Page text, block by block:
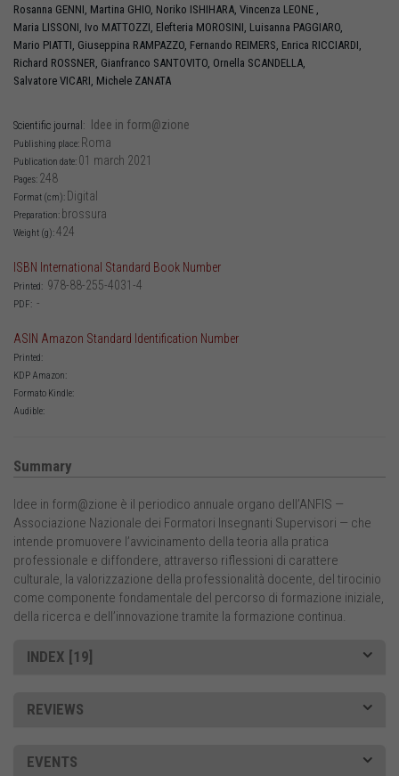
Rosanna GENNI, Martina GHIO, Noriko ISHIHARA, Vincenza LEONE ,
Maria LISSONI, Ivo MATTOZZI, Elefteria MOROSINI, Luisanna PAGGIARO,
Mario PIATTI, Giuseppina RAMPAZZO, Fernando REIMERS, Enrica RICCIARDI,
Richard ROSSNER, Gianfranco SANTOVITO, Ornella SCANDELLA,
Salvatore VICARI, Michele ZANATA
Scientific journal: Idee in form@zione
Publishing place: Roma
Publication date: 01 march 2021
Pages: 248
Format (cm): Digital
Preparation: brossura
Weight (g):424
ISBN International Standard Book Number
Printed: 978-88-255-4031-4
PDF: -
ASIN Amazon Standard Identification Number
Printed:
KDP Amazon:
Formato Kindle:
Audible:
Summary
Idee in form@zione è il periodico annuale organo dell’ANFIS —
Associazione Nazionale dei Formatori Insegnanti Supervisori — che
intende promuovere l’avvicinamento della teoria alla pratica
professionale e diffondere, attraverso riflessioni di carattere
culturale, la valorizzazione della professionalità docente, del tirocinio
come componente fondamentale del percorso di formazione iniziale,
della ricerca e dell’innovazione tramite la formazione continua.
INDEX [19]
REVIEWS
EVENTS